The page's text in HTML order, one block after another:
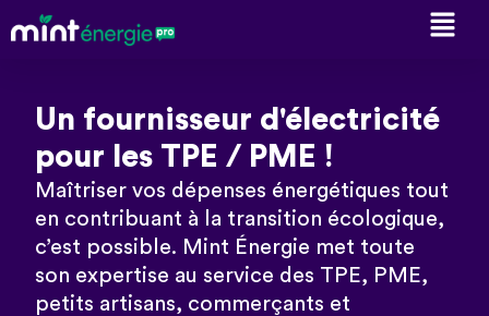
Un fournisseur d'électricité
pour les TPE / PME !
Maîtriser vos dépenses énergétiques tout
en contribuant à la transition écologique,
c’est possible. Mint Énergie met toute
son expertise au service des TPE, PME,
petits artisans, commerçants et